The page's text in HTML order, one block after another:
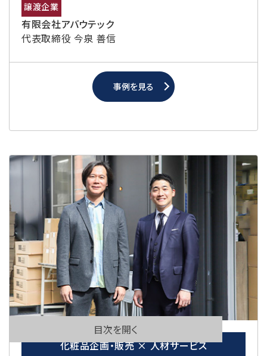
目次を開く
譲渡企業
有限会社アバウテック
代表取締役 今泉 善信
事例を見る
化粧品企画・販売 × 人材サービス